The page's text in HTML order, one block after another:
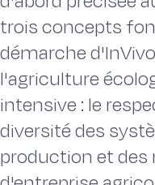
trois concepts
démarche
l'agriculture
intensive : le
diversité des
production et des